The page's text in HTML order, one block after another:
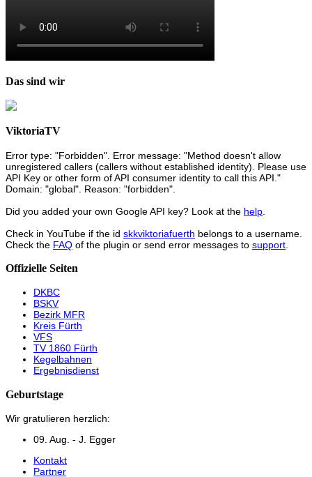
Das sind wir
ViktoriaTV
Error type: "Forbidden". Error message: "Method doesn't allow
unregistered callers (callers without established identity). Please use
API Key or other form of API consumer identity to call this API."
Domain: "global". Reason: "forbidden".
Did you added your own Google API key? Look at the help
Check in YouTube if the id skkviktoriafuerth belongs to a username.
Check the FAQ of the plugin or send error messages to support
Offizielle Seiten
DKBC
BSKV
Bezirk MFR
Kreis Fürth
VFS
TV 1860 Fürth
Kegelbahnen
Ergebnisdienst
Geburtstage
Wir gratulieren herzlich:
09. Aug. - J. Egger
Kontakt
Partner